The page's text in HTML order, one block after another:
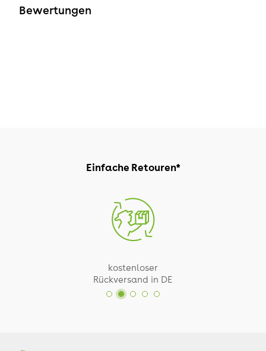
Bewertungen
Einfache Retouren*
kostenloser
Rückversand in DE